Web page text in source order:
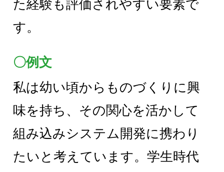
た経験も評価されやすい要素で
す。
〇例文
私は幼い頃からものづくりに興
味を持ち、その関心を活かして
組み込みシステム開発に携わり
たいと考えています。学生時代